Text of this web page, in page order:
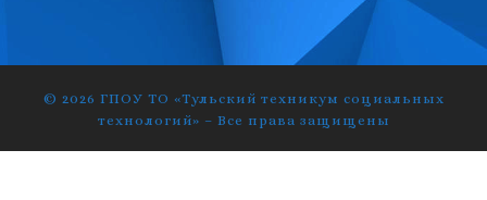
© 2026 ГПОУ ТО «Тульский техникум социальных
технологий» – Все права защищены